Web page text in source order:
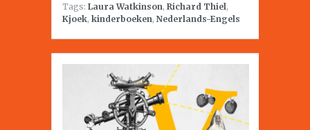
Tags: Laura Watkinson, Richard Thiel,
Kjoek, kinderboeken, Nederlands-Engels